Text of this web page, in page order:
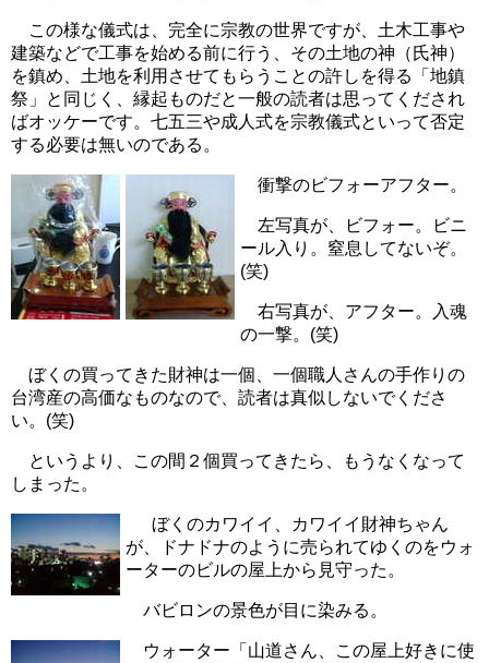
この様な儀式は、完全に宗教の世界ですが、土木工事や
建築などで工事を始める前に行う、その土地の神（氏神）
を鎮め、土地を利用させてもらうことの許しを得る「地鎮
祭」と同じく、縁起ものだと一般の読者は思ってくだされ
ばオッケーです。七五三や成人式を宗教儀式といって否定
する必要は無いのである。
衝撃のビフォーアフター。
左写真が、ビフォー。ビニ
ール入り。窒息してないぞ。
(笑)
右写真が、アフター。入魂
の一撃。(笑)
ぼくの買ってきた財神は一個、一個職人さんの手作りの
台湾産の高価なものなので、読者は真似しないでくださ
い。(笑)
というより、この間２個買ってきたら、もうなくなって
しまった。
ぼくのカワイイ、カワイイ財神ちゃん
が、ドナドナのように売られてゆくのをウォ
ーターのビルの屋上から見守った。
バビロンの景色が目に染みる。
ウォーター「山道さん、この屋上好きに使